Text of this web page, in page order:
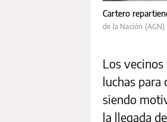
Cartero
de la Nación (AGN)
Los
luchas para
siendo
la llegada